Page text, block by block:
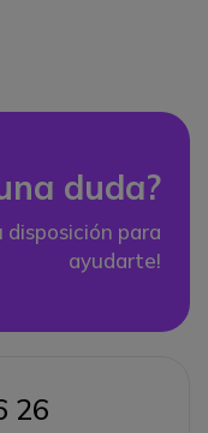
duda?
disposición para
ayudarte!
26